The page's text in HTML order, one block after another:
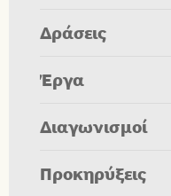
Δράσεις
Έργα
Διαγωνισμοί
Προκηρύξεις